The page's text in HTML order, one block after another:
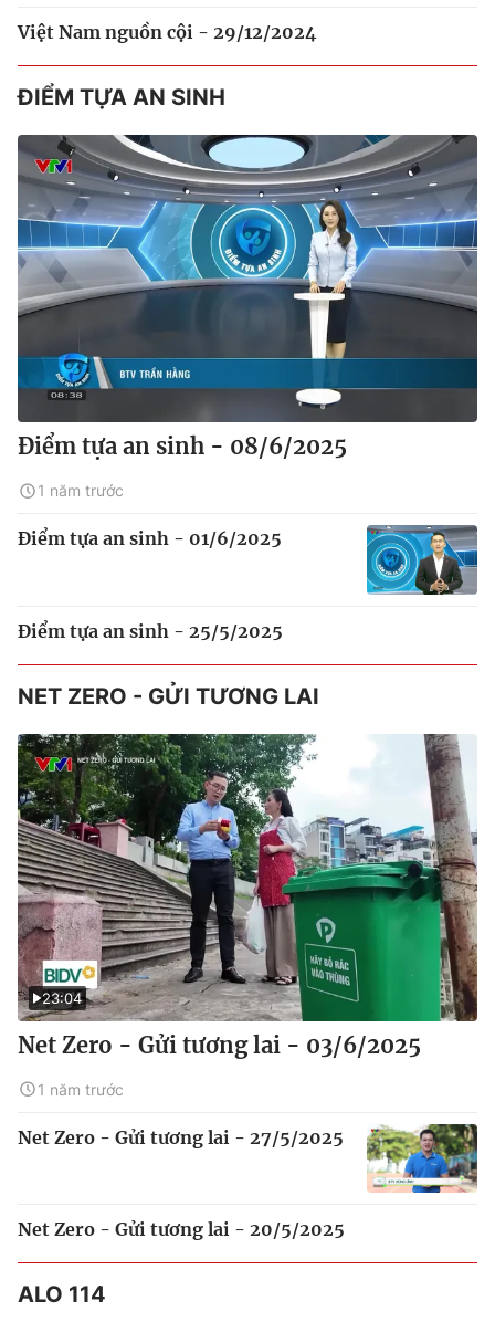
Việt Nam nguồn cội - 29/12/2024
ĐIỂM TỰA AN SINH
Điểm tựa an sinh - 08/6/2025
1 năm trước
Điểm tựa an sinh - 01/6/2025
Điểm tựa an sinh - 25/5/2025
NET ZERO - GỬI TƯƠNG LAI
23:04
Net Zero - Gửi tương lai - 03/6/2025
1 năm trước
Net Zero - Gửi tương lai - 27/5/2025
Net Zero - Gửi tương lai - 20/5/2025
ALO 114